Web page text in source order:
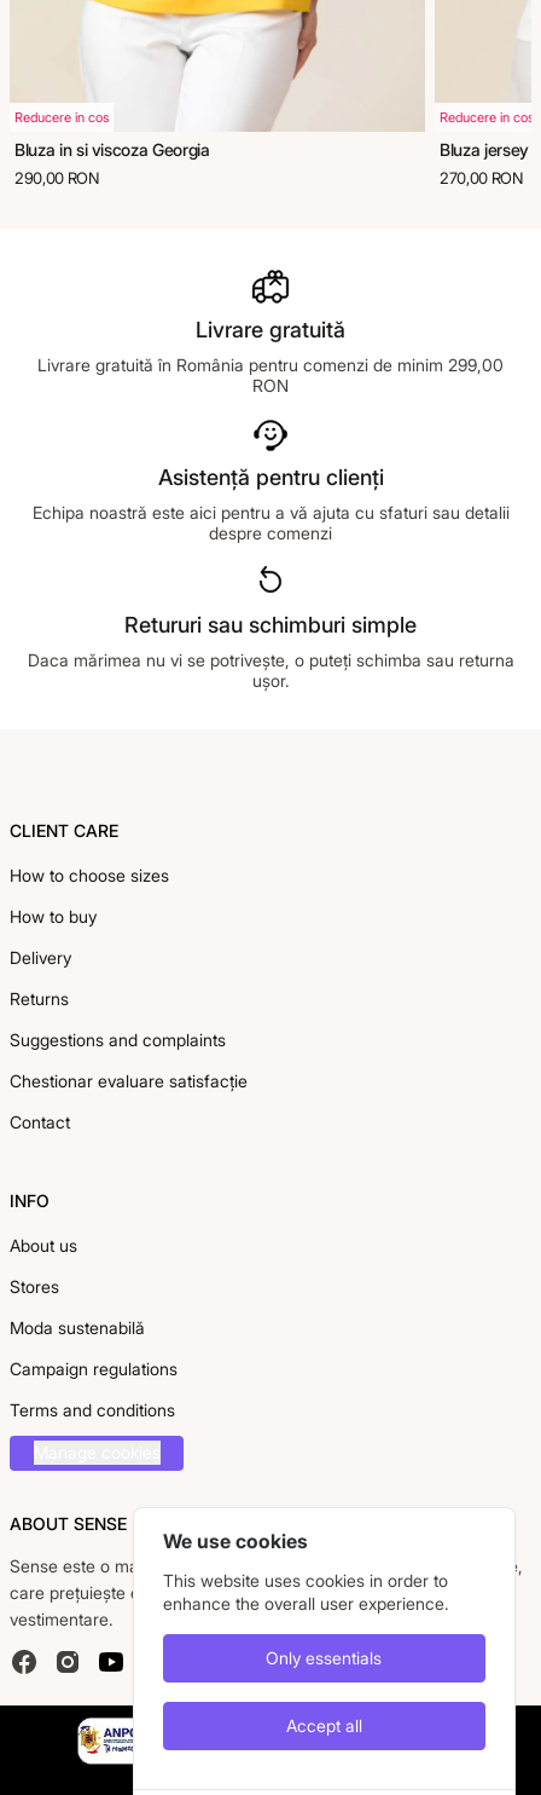
Reducere in cos
Bluza in si viscoza Georgia
290,00 RON
Reducere in cos
Bluza jersey
270,00 RON
Livrare gratuită
Livrare gratuită în România pentru comenzi de minim 299,00
RON
Asistență pentru clienți
Echipa noastră este aici pentru a vă ajuta cu sfaturi sau detalii
despre comenzi
Retururi sau schimburi simple
Daca mărimea nu vi se potrivește, o puteți schimba sau returna
ușor.
CLIENT CARE
How to choose sizes
How to buy
Delivery
Returns
Suggestions and complaints
Chestionar evaluare satisfacție
Contact
INFO
About us
Stores
Moda sustenabilă
Campaign regulations
Terms and conditions
ABOUT SENSE
Sense este o marcă românească dedicată femeii moderne, active,
care prețuiește eleganța, confortul și calitatea pieselor
vestimentare.
FacebookInstagramYouTube
We use cookies
This website uses cookies in order to
enhance the overall user experience.
Only essentials
Accept all